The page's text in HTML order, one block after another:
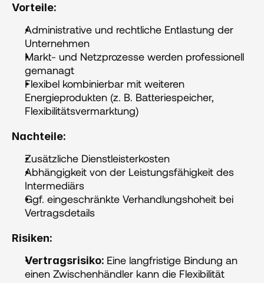
Vorteile:
Administrative und rechtliche Entlastung der
Unternehmen
Markt- und Netzprozesse werden professionell
gemanagt
Flexibel kombinierbar mit weiteren
Energieprodukten (z. B. Batteriespeicher,
Flexibilitätsvermarktung)
Nachteile:
Zusätzliche Dienstleisterkosten
Abhängigkeit von der Leistungsfähigkeit des
Intermediärs
Ggf. eingeschränkte Verhandlungshoheit bei
Vertragsdetails
Risiken:
Vertragsrisiko: Eine langfristige Bindung an
einen Zwischenhändler kann die Flexibilität